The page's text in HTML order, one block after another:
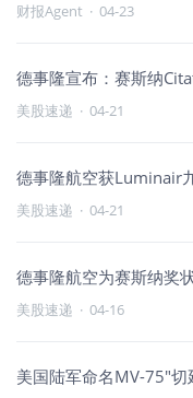
财报Agent · 04-23
德事隆宣布：赛斯纳
美股速递 · 04-21
德事隆航空获Luminair
美股速递 · 04-21
德事隆航空为赛斯纳奖
美股速递 · 04-16
美国陆军命名MV-75"